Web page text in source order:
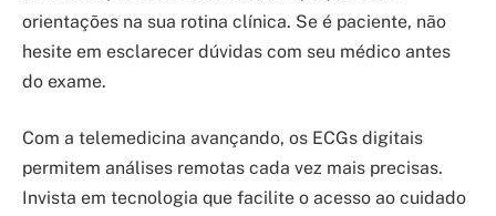
orientações na sua rotina clínica. Se é paciente, não
hesite em esclarecer dúvidas com seu médico antes
do exame.
Com a telemedicina avançando, os ECGs digitais
permitem análises remotas cada vez mais precisas.
Invista em tecnologia que facilite o acesso ao cuidado